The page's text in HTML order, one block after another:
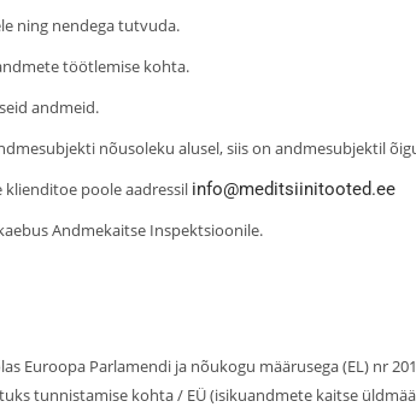
ning nendega tutvuda.
töötlemise kohta.
andmeid.
nõusoleku alusel, siis on andmesubjektil
poole aadressil info@meditsiinitooted.ee
Andmekaitse Inspektsioonile.
Euroopa Parlamendi ja nõukogu määrusega (EL) nr
tunnistamise kohta / EÜ (isikuandmete kaitse